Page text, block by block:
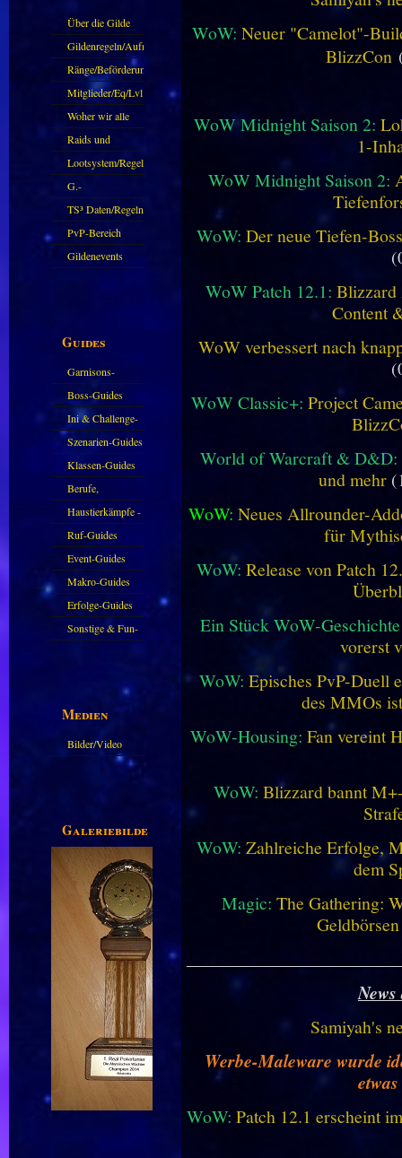
Über die Gilde
(DAW)
Gildenregeln/Aufnahme
Ränge/Beförderungen
Mitglieder/Eq/Lvl
Woher wir alle
kommen.
Raids und
Zubehör
Lootsystem/Regeln
G.-
Sparkasse/Goldleihen
TS³ Daten/Regeln
PvP-Bereich
Gildenevents
Guides
Garnisons-
Guides
Boss-Guides
Ini & Challenge-
Guides
Szenarien-Guides
Klassen-Guides
Berufe,
Farmkarten und
Haustiere
Haustierkämpfe -
Guide
Ruf-Guides
Event-Guides
Makro-Guides
Erfolge-Guides
Sonstige & Fun-
Medien
Bilder/Video
Galeriebilder
WoW: Neuer "Camelot"-
BlizzCon
WoW Midnight Saison 2:
1-
WoW Midnight Saison 2:
WoW: Der neue Tiefen-
WoW Patch 12.1: Blizzard
Content
WoW verbessert nach
WoW Classic+: Project
World of Warcraft & D&D:
und mehr
WoW: Neues Allrounder-
für
WoW: Release von Patch
Ein Stück WoW-
vorerst
WoW: Episches PvP-Duell
des MMOs
WoW-Housing: Fan vereint
WoW: Blizzard bannt
WoW: Zahlreiche Erfolge,
dem
Magic: The Gathering:
Samiyah's
Werbe-Maleware wurde
WoW: Patch 12.1 erscheint